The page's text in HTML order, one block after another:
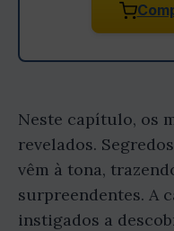
Neste capítulo, os
revelados.
vêm à tona,
surpreendentes. A
instigados a